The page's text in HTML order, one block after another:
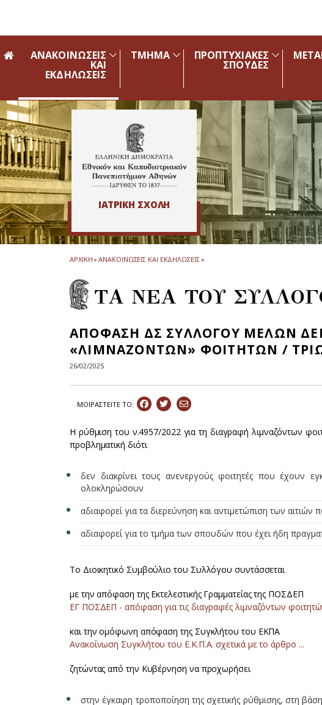
ΑΝΑΚΟΙΝΩΣΕΙΣ
ΚΑΙ
ΕΚΔΗΛΩΣΕΙΣ
ΤΜΗΜΑ ΠΡΟΠΤΥΧΙΑΚΕΣ
ΣΠΟΥΔΕΣ
ΙΑΤΡΙΚΗ ΣΧΟΛΗ
ΑΡΧΙΚΗ» ΑΝΑΚΟΙΝΩΣΕΙΣ ΚΑΙ ΕΚΔΗΛΩΣΕΙΣ»
ΤΑ ΝΕΑ ΤΟΥ
ΑΠΟΦΑΣΗ ΔΣ ΣΥΛΛΟΓΟΥ ΜΕΛΩΝ
«ΛΙΜΝΑΖΟΝΤΩΝ» ΦΟΙΤΗΤΩΝ /
26/02/2025
ΜΟΙΡΑΣΤEIΤΕ ΤΟ:
Η ρύθμιση του ν.4957/2022 για τη διαγραφή λιμναζόντων
προβληματική διότι
δεν διακρίνει τους ανενεργούς φοιτητές που έχουν
ολοκληρώσουν
αδιαφορεί για τα διερεύνηση και αντιμετώπιση των
αδιαφορεί για το τμήμα των σπουδών που έχει ήδη
Το Διοικητικό Συμβούλιο του Συλλόγου συντάσσεται
με την απόφαση της Εκτελεστικής Γραμματείας της ΠΟΣΔΕΠ
ΕΓ ΠΟΣΔΕΠ - απόφαση για τις διαγραφές λιμναζόντων
και την ομόφωνη απόφαση της Συγκλήτου του ΕΚΠΑ
Ανακοίνωση Συγκλήτου του Ε.Κ.Π.Α. σχετικά με το άρθρο ...
ζητώντας από την Κυβέρνηση να προχωρήσει
στην έγκαιρη τροποποίηση της σχετικής ρύθμισης, στη